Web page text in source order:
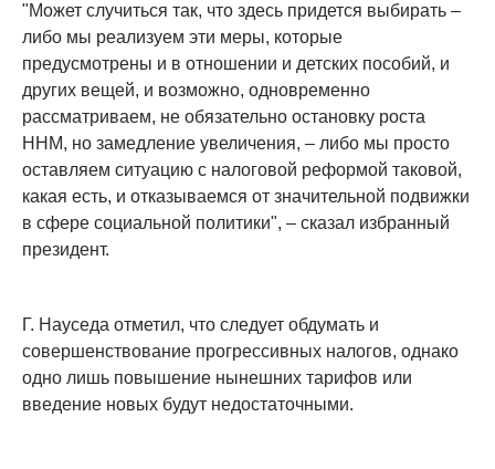
"Может случиться так, что здесь придется выбирать –
либо мы реализуем эти меры, которые
предусмотрены и в отношении и детских пособий, и
других вещей, и возможно, одновременно
рассматриваем, не обязательно остановку роста
ННМ, но замедление увеличения, – либо мы просто
оставляем ситуацию с налоговой реформой таковой,
какая есть, и отказываемся от значительной подвижки
в сфере социальной политики", – сказал избранный
президент.
Г. Науседа отметил, что следует обдумать и
совершенствование прогрессивных налогов, однако
одно лишь повышение нынешних тарифов или
введение новых будут недостаточными.